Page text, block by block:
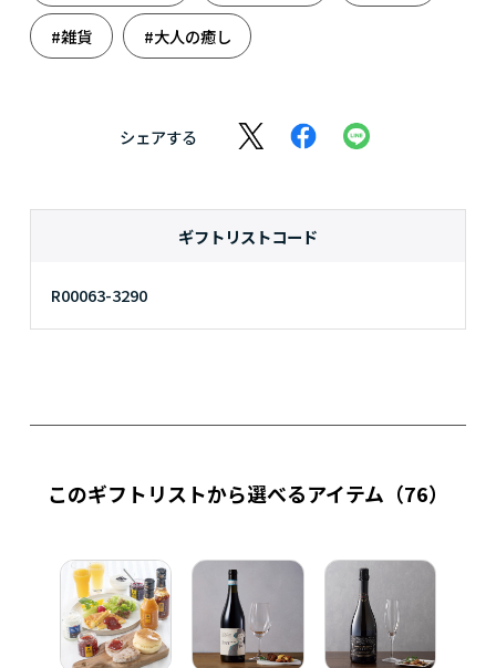
#雑貨 #大人の癒し
シェアする
ギフトリストコード
R00063-3290
このギフトリストから選べるアイテム （76）